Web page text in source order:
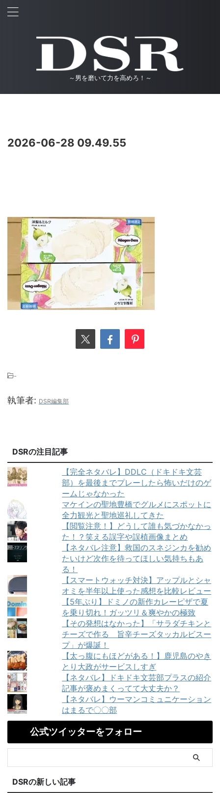
～男を磨いて力を高めろ！～
2026-06-28 09.49.55
-
執筆者: DSR編集部
DSRの注目記事
【完全ネタバレ】DDLC（ドキドキ文芸
部）を最後までプレーしたら怖いだけのゲ
ームじゃなかった
マケインの聖地豊橋でグルメにスポットに
全力観光と聖地巡礼してきた
【閲覧注意！】どうして誰も気づかなかっ
た！？笑える誤字や誤植画像まとめ
【ネタバレ注意】救国のスネジンカを勧め
たいけど次作を待ってほしい気持ちもあ
る！
【スマートウォッチ対決】アップルとシャ
オミを半年以上使った感想を比較レビュー
【5年ぶり】ドミノの新作カレーピザで夏
を乗り切れ！ガッツリ＆爽やかの極致
【その発想はなかった】「サラダチキンと
チーズで作る 旨辛チーズタッカルビスー
プ」が爆誕！
【太っ腹にもほどがある！】鹿児島のやき
とり大政がサービスしすぎ
【ネタバレ】ドキドキ文芸部プラスの紹介
記事が褒めまくってて大丈夫か？
【ネタバレ】ウーマンコミュニケーション
はまるで〇〇部
公式ツイッターをフォロー
DSRの新しい記事